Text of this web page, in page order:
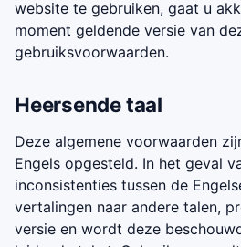
website te gebruiken, gaat u
moment geldende versie van
gebruiksvoorwaarden.
Heersende taal
Deze algemene voorwaarden
Engels opgesteld. In het geval
inconsistenties tussen de
vertalingen naar andere talen,
versie en wordt deze